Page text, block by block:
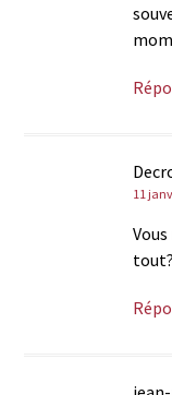
11
tout?